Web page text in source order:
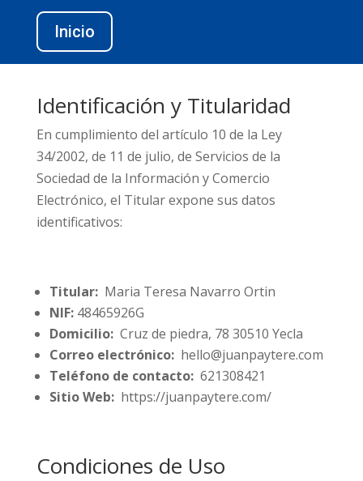
Inicio
Identificación y Titularidad
En cumplimiento del artículo 10 de la Ley
34/2002, de 11 de julio, de Servicios de la
Sociedad de la Información y Comercio
Electrónico, el Titular expone sus datos
identificativos:
Titular:Maria Teresa Navarro Ortin
NIF:48465926G
Domicilio:Cruz de piedra, 78 30510 Yecla
Correo electrónico:hello@juanpaytere.com
Teléfono de contacto:621308421
Sitio Web:https://juanpaytere.com/
Condiciones de Uso